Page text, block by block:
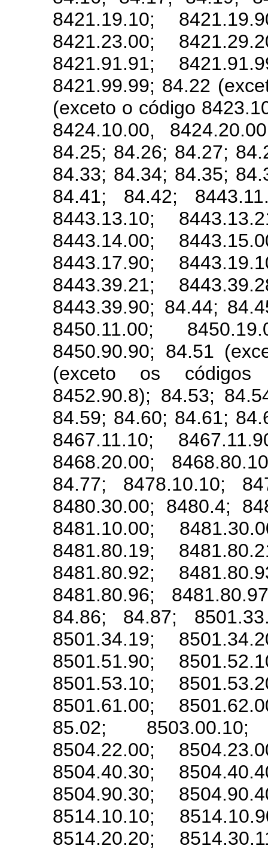
8421.19.10;
8421.23.00;
8421.91.91;
8421.99.99; 84.22
(exceto o código
8424.10.00,
84.25; 84.26; 84.27;
84.33; 84.34; 84.35;
84.41; 84.42;
8443.13.10;
8443.14.00;
8443.17.90;
8443.39.21;
8443.39.90; 84.44;
8450.11.00;
8450.90.90; 84.51
(exceto os códigos
8452.90.8); 84.53;
84.59; 84.60; 84.61;
8467.11.10;
8468.20.00;
84.77; 8478.10.10;
8480.30.00; 8480.4;
8481.10.00;
8481.80.19;
8481.80.92;
8481.80.96;
84.86; 84.87;
8501.34.19;
8501.51.90;
8501.53.10;
8501.61.00;
85.02; 8503.00.10;
8504.22.00;
8504.40.30;
8504.90.30;
8514.10.10;
8514.20.20;